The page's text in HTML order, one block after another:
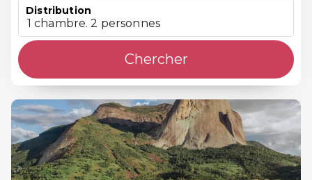
Distribution
1 chambre. 2 personnes
Chercher